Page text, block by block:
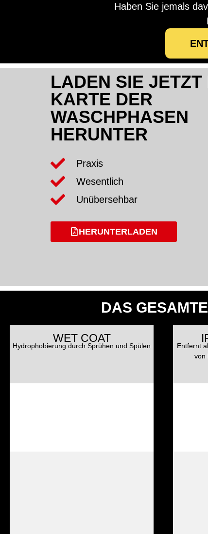
Haben Sie jemals
LADEN SIE JETZT
KARTE DER
WASCHPHASEN
HERUNTER
Praxis
Wesentlich
Unübersehbar
HERUNTERLADEN
DAS
WET COAT
Hydrophobierung durch Sprühen und Spülen
Entfernt
von